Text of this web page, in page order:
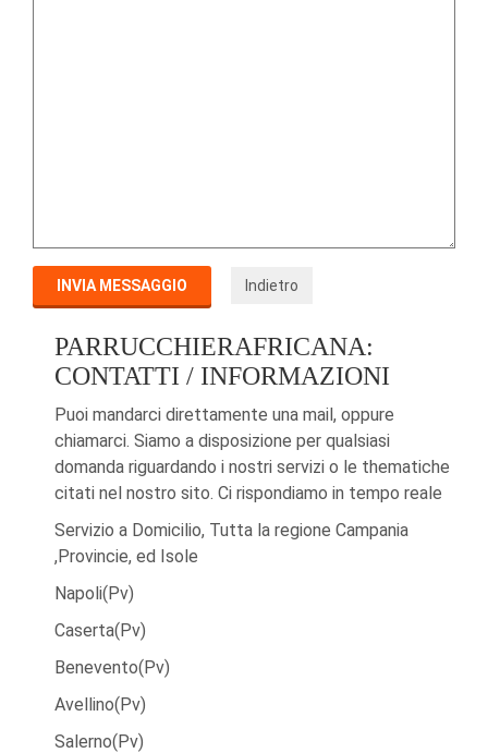
PARRUCCHIERAFRICANA:
CONTATTI / INFORMAZIONI
Puoi mandarci direttamente una mail, oppure
chiamarci. Siamo a disposizione per qualsiasi
domanda riguardando i nostri servizi o le thematiche
citati nel nostro sito. Ci rispondiamo in tempo reale
Servizio a Domicilio, Tutta la regione Campania
,Provincie, ed Isole
Napoli(Pv)
Caserta(Pv)
Benevento(Pv)
Avellino(Pv)
Salerno(Pv)